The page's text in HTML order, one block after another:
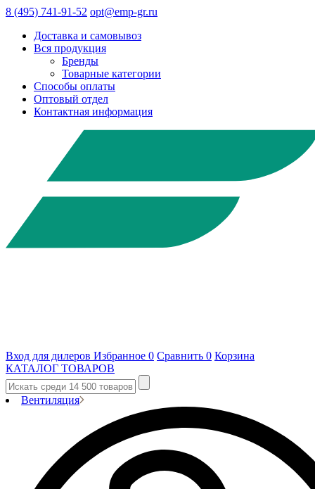
8 (495) 741-91-52 opt@emp-gr.ru
Доставка и самовывоз
Вся продукция
Бренды
Товарные категории
Способы оплаты
Оптовый отдел
Контактная информация
Вход для дилеров Избранное 0 Сравнить 0 Корзина
КАТАЛОГ ТОВАРОВ
Вентиляция